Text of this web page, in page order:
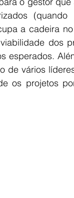
a cadeira
dos
esperados.
de vários
os projetos